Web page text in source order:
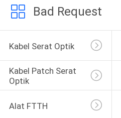
Bad Request
Kabel Serat Optik
Kabel Patch Serat
Optik
Alat FTTH